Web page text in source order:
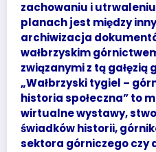
zachowaniu i
planach jest między
archiwizacja
wałbrzyskim
związanymi z tą gałęzią
„Wałbrzyski tygiel –
historia społeczna” to
wirtualne wystawy,
świadków historii,
sektora górniczego czy